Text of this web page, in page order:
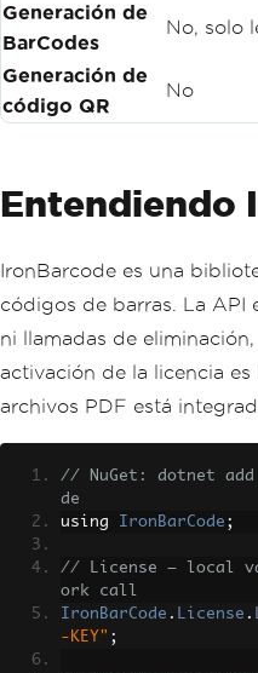
Generación de
BarCodes
No, solo
Generación de
código QR
No
Entendiendo
IronBarcode es una
códigos de barras. La API
ni llamadas de
activación de la licencia
archivos PDF está
// NuGet: dotnet add
de
using IronBarCode ;
// License — local
ork call
IronBarCode . License .
-KEY" ;